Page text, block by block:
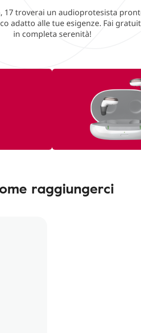
17 troverai un audioprotesista
adatto alle tue esigenze. Fai
in completa serenità!
raggiungerci